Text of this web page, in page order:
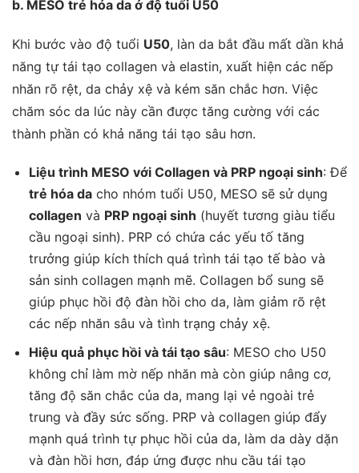
b. MESO trẻ hóa da ở độ tuổi U50
Khi bước vào độ tuổi U50, làn da bắt đầu mất dần khả
năng tự tái tạo collagen và elastin, xuất hiện các nếp
nhăn rõ rệt, da chảy xệ và kém săn chắc hơn. Việc
chăm sóc da lúc này cần được tăng cường với các
thành phần có khả năng tái tạo sâu hơn.
Liệu trình MESO với Collagen và PRP ngoại sinh: Để
trẻ hóa dacho nhóm tuổi U50, MESO sẽ sử dụng
collagen và PRP ngoại sinh (huyết tương giàu tiểu
cầu ngoại sinh). PRP có chứa các yếu tố tăng
trưởng giúp kích thích quá trình tái tạo tế bào và
sản sinh collagen mạnh mẽ. Collagen bổ sung sẽ
giúp phục hồi độ đàn hồi cho da, làm giảm rõ rệt
các nếp nhăn sâu và tình trạng chảy xệ.
Hiệu quả phục hồi và tái tạo sâu: MESO cho U50
không chỉ làm mờ nếp nhăn mà còn giúp nâng cơ,
tăng độ săn chắc của da, mang lại vẻ ngoài trẻ
trung và đầy sức sống. PRP và collagen giúp đẩy
mạnh quá trình tự phục hồi của da, làm da dày dặn
và đàn hồi hơn, đáp ứng được nhu cầu tái tạo